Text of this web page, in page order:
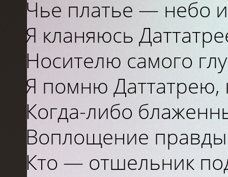
Чье платье — небо
Я кланяюсь
Носителю самого
Я помню Даттатрею,
Когда-либо
Воплощение
Кто — отшельник